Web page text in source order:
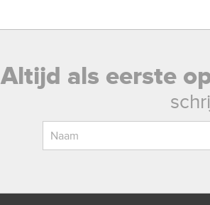
Altijd als eerste